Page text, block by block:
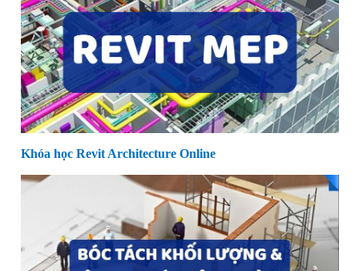
Khóa học Revit Architecture Online